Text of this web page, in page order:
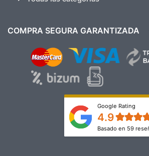
COMPRA SEGURA GARANTIZADA
Google Rating
4.9
Basado en 59